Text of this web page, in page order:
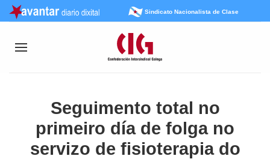
Sindicato Nacionalista de Clase
Seguimento total no
primeiro día de folga no
servizo de fisioterapia do